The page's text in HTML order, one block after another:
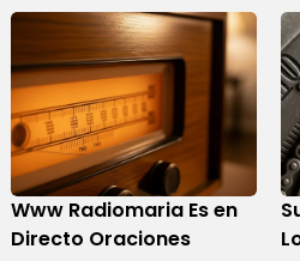
Www Radiomaria Es en
Directo Oraciones